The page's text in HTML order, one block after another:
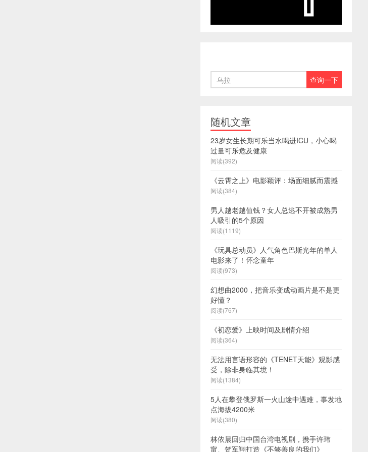
随机文章
23岁女生长期可乐当水喝进ICU，小心喝
过量可乐危及健康
阅读(392)
《云霄之上》电影颖评：场面细腻而震撼
阅读(384)
男人越老越值钱？女人总逃不开被成熟男
人吸引的5个原因
阅读(1119)
《玩具总动员》人气角色巴斯光年的单人
电影来了！怀念童年
阅读(973)
幻想曲2000，把音乐变成动画片是不是更
好懂？
阅读(767)
《初恋爱》上映时间及剧情介绍
阅读(364)
无法用言语形容的《TENET天能》观影感
受，除非身临其境！
阅读(1384)
5人在攀登俄罗斯一火山途中遇难，事发地
点海拔4200米
阅读(380)
林依晨回归中国台湾电视剧，携手许玮
甯、贺军翔打造《不够善良的我们》